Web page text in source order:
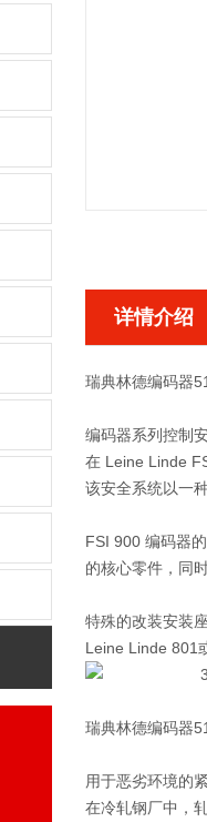
详情介绍
瑞典林德编码器
编码器系列控制
在 Leine Linde
该安全系统以一
FSI 900 编码器
的核心零件，同
特殊的改装安装
Leine Linde 801
瑞典林德编码器
用于恶劣环境的
在冷轧钢厂中，